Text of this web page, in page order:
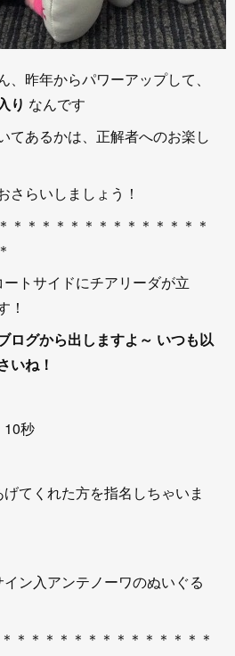
、昨年からパワーアップして、
り なんです
てあるかは、正解者へのお楽し
さらいしましょう！
＊＊＊＊＊＊＊＊＊＊＊＊＊＊
トサイドにチアリーダが立
！
ログから出しますよ～ いつも以
いね！
秒
てくれた方を指名しちゃいま
ン入アンテノーワのぬいぐる
＊＊＊＊＊＊＊＊＊＊＊＊＊＊